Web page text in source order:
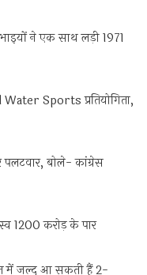
ने एक साथ लड़ी 1971
Sports प्रतियोगिता,
पलटवार, बोले- कांग्रेस
1200 करोड़ के पार
में जल्द आ सकती हैं 2-